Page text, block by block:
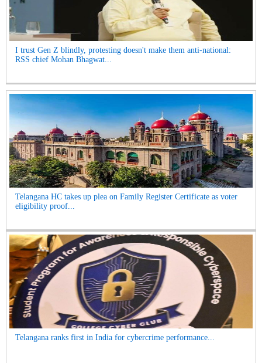
I trust Gen Z blindly, protesting doesn't make them anti-national:
RSS chief Mohan Bhagwat...
Telangana HC takes up plea on Family Register Certificate as voter
eligibility proof...
Telangana ranks first in India for cybercrime performance...